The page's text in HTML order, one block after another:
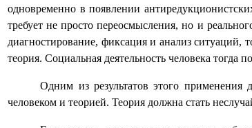
одновременно в появлении
требует не просто переосмысления, но и
диагностирование, фиксация и анализ
теория. Социальная деятельность человека тогда
Одним из результатов этого
человеком и теорией. Теория должна стать